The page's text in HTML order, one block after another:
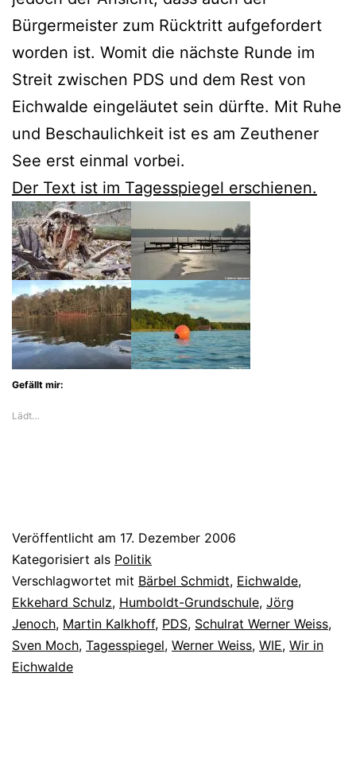
Bürgermeister zum Rücktritt aufgefordert
worden ist. Womit die nächste Runde im
Streit zwischen PDS und dem Rest von
Eichwalde eingeläutet sein dürfte. Mit Ruhe
und Beschaulichkeit ist es am Zeuthener
See erst einmal vorbei.
Der Text ist im Tagesspiegel erschienen.
Gefällt mir:
Lädt…
Veröffentlicht am 17. Dezember 2006
Kategorisiert als Politik
Verschlagwortet mit Bärbel Schmidt, Eichwalde,
Ekkehard Schulz, Humboldt-Grundschule, Jörg
Jenoch, Martin Kalkhoff, PDS, Schulrat Werner Weiss,
Sven Moch, Tagesspiegel, Werner Weiss, WIE, Wir in
Eichwalde